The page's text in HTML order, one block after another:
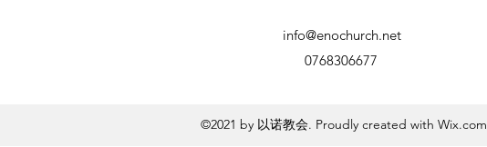
0768306677
info@enochurch.net
©2021 by 以诺教会. Proudly created with Wix.com